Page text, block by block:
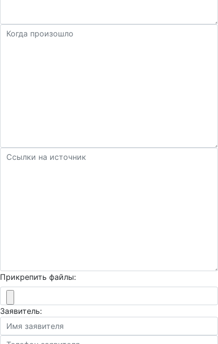
Прикрепить файлы:
Заявитель: